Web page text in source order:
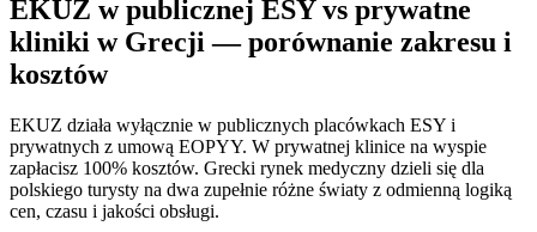
EKUZ w publicznej ESY vs prywatne
kliniki w Grecji — porównanie zakresu i
kosztów
EKUZ działa wyłącznie w publicznych placówkach ESY i
prywatnych z umową EOPYY. W prywatnej klinice na wyspie
zapłacisz 100% kosztów. Grecki rynek medyczny dzieli się dla
polskiego turysty na dwa zupełnie różne światy z odmienną logiką
cen, czasu i jakości obsługi.